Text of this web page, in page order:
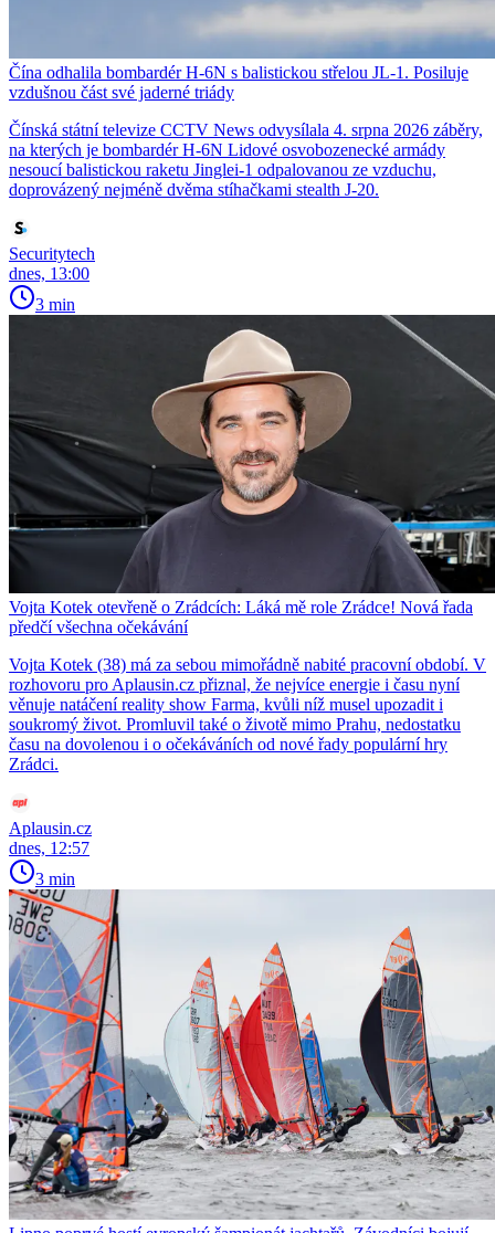
Čína odhalila bombardér H-6N s balistickou střelou JL-1. Posiluje
vzdušnou část své jaderné triády
Čínská státní televize CCTV News odvysílala 4. srpna 2026 záběry,
na kterých je bombardér H-6N Lidové osvobozenecké armády
nesoucí balistickou raketu Jinglei-1 odpalovanou ze vzduchu,
doprovázený nejméně dvěma stíhačkami stealth J-20.
Securitytech
dnes, 13:00
3 min
Vojta Kotek otevřeně o Zrádcích: Láká mě role Zrádce! Nová řada
předčí všechna očekávání
Vojta Kotek (38) má za sebou mimořádně nabité pracovní období. V
rozhovoru pro Aplausin.cz přiznal, že nejvíce energie i času nyní
věnuje natáčení reality show Farma, kvůli níž musel upozadit i
soukromý život. Promluvil také o životě mimo Prahu, nedostatku
času na dovolenou i o očekáváních od nové řady populární hry
Zrádci.
Aplausin.cz
dnes, 12:57
3 min